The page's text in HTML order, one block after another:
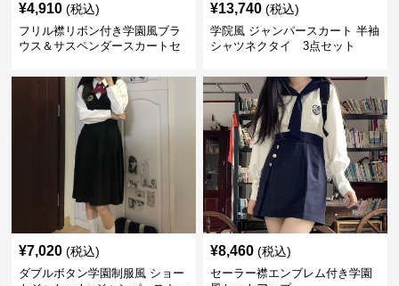
¥4,910 (税込)
フリル襟リボン付き学園風ブラ
ウス＆サスペンダースカートセ
¥13,740 (税込)
学院風 ジャンパースカート 半袖
シャツネクタイ 3点セット
¥7,020 (税込)
ダブルボタン学園制服風 ショー
¥8,460 (税込)
セーラー襟エンブレム付き学園